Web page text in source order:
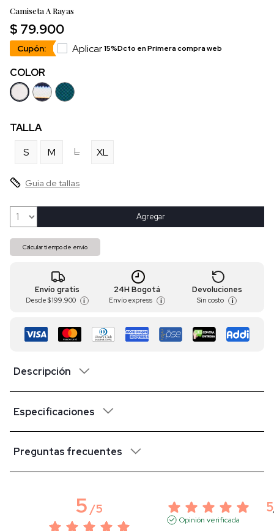
Camiseta A Rayas
$ 79.900
Cupón: Aplicar15%Dcto en Primera compra web
COLOR
TALLA
S
M L XL
Guia de tallas
Agregar
Calcular tiempo de envío
Envío gratis
Desde $ 199.900 i
24H Bogotá
Envío express i
Devoluciones
Sin costo i
Descripción
Especificaciones
Preguntas frecuentes
5/5 5
Opinión verificada